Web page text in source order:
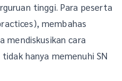
tinggi. Para peserta
membahas
mendiskusikan cara
hanya memenuhi SN